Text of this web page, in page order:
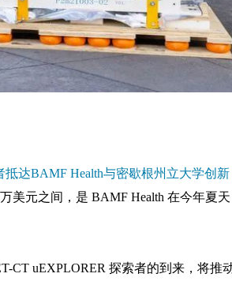
抵达BAMF Health与密歇根州立大学创新
美元之间，是 BAMF Health 在今年夏天
CT uEXPLORER 探索者的到来，将推